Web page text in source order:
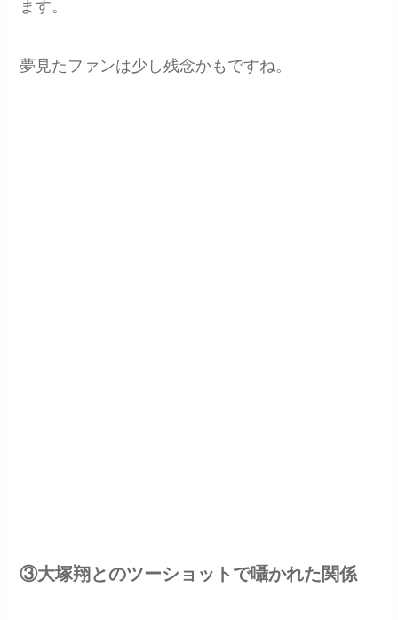
ます。
夢見たファンは少し残念かもですね。
③大塚翔とのツーショットで囁かれた関係